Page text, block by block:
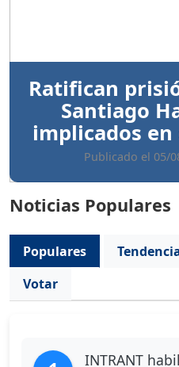
Ratifican
Santiago
implicados en
Publicado el 05/
Noticias Populares
Populares
Votar
INTRANT